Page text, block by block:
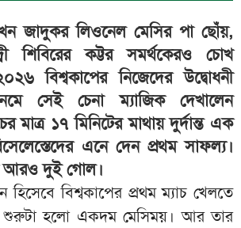
জাদুকর লিওনেল মেসির পা ছোঁয়,
শিবিরের কট্টর সমর্থকেরও চোখ
বিশ্বকাপের নিজেদের উদ্বোধনী
সেই চেনা ম্যাজিক দেখালেন
মাত্র ১৭ মিনিটের মাথায় দুর্দান্ত এক
এনে দেন প্রথম সাফল্য।
দুই গোল।
হিসেবে বিশ্বকাপের প্রথম ম্যাচ খেলতে
শুরুটা হলো একদম মেসিময়। আর তার